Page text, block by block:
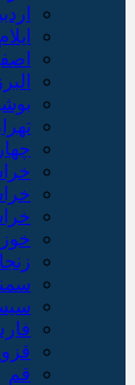
ایلام
البرز
قم